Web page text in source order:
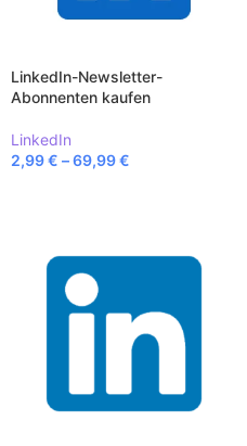
LinkedIn-Newsletter-
Abonnenten kaufen
LinkedIn
2,99€ –69,99€